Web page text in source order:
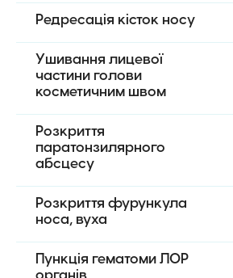
Редресація кісток носу
Ушивання лицевої
частини голови
косметичним швом
Розкриття
паратонзилярного
абсцесу
Розкриття фурункула
носа, вуха
Пункція гематоми ЛОР
органів